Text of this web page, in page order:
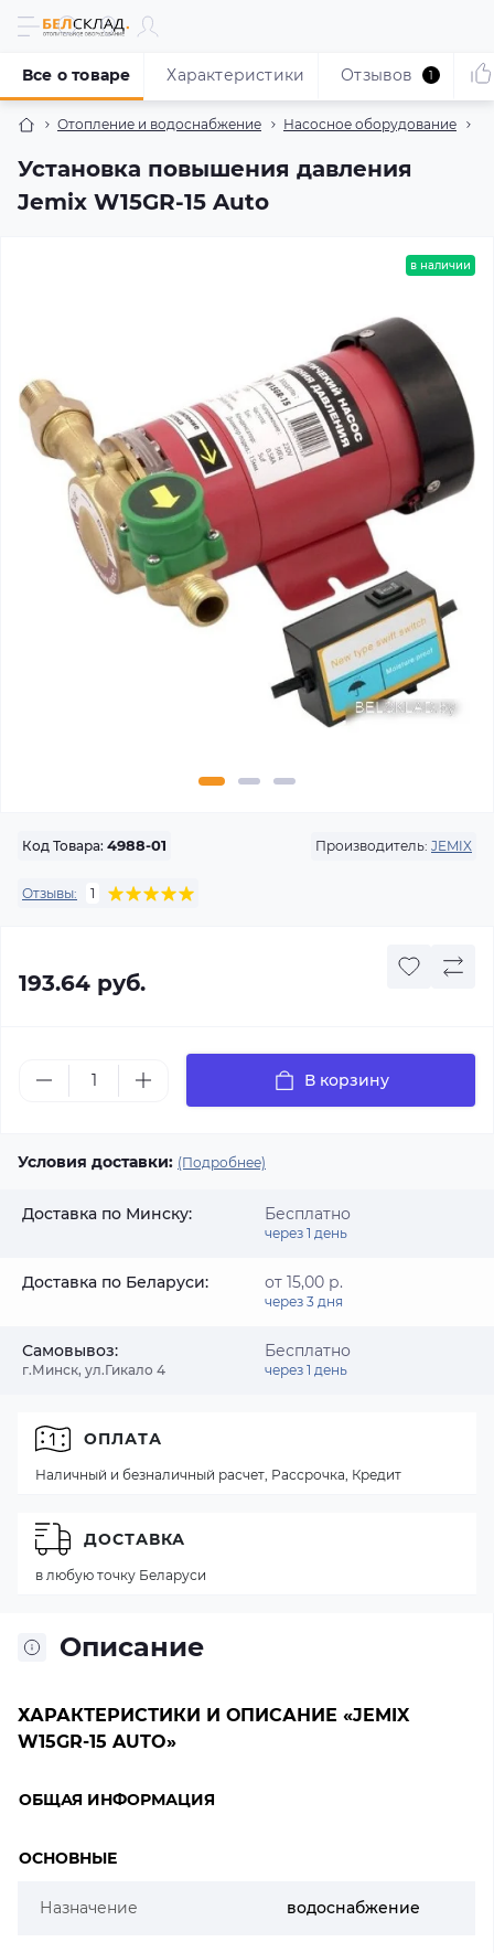
Отопление и водоснабжение Насосное оборудование
Установка повышения давления
Jemix W15GR-15 Auto
Все о товаре Характеристики Отзывов 1
в наличии
Код Товара: 4988-01 Производитель: JEMIX
Отзывы: 1
193.64 руб.
В корзину
Условия доставки: (Подробнее)
Доставка по Минску: Бесплатно
через 1 день
Доставка по Беларуси: от 15,00 р.
через 3 дня
Самовывоз:
г.Минск, ул.Гикало 4
Бесплатно
через 1 день
Описание
ХАРАКТЕРИСТИКИ И ОПИСАНИЕ «JEMIX
W15GR-15 AUTO»
ОБЩАЯ ИНФОРМАЦИЯ
ОСНОВНЫЕ
Назначение водоснабжение
ОПЛАТА
Наличный и безналичный расчет, Рассрочка, Кредит
ДОСТАВКА
в любую точку Беларуси